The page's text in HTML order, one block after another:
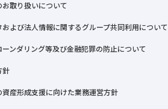
取り扱いについて
よび法人情報に関するグループ共同利用について
ーンダリング等及び金融犯罪の防止について
針
資産形成支援に向けた業務運営方針